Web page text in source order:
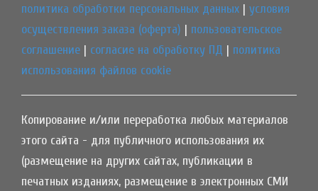
политика обработки персональных данных | условия
осуществления заказа (оферта) | пользовательское
соглашение | согласие на обработку ПД | политика
использования файлов cookie
Копирование и/или переработка любых материалов
этого сайта - для публичного использования их
(размещение на других сайтах, публикации в
печатных изданиях, размещение в электронных СМИ